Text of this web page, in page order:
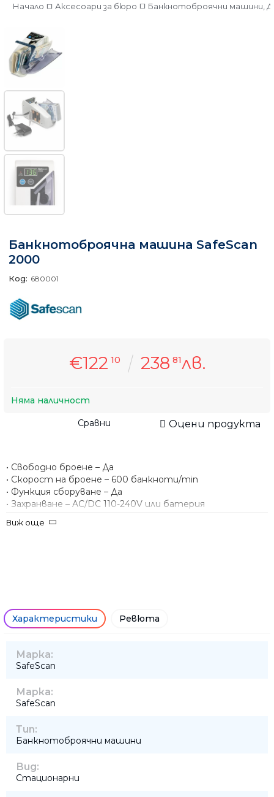
Начало Аксесоари за бюро Банкнотоброячни машини,
Банкнотоброячна машина SafeScan
2000
Код: 680001
€122 10 238 81лв.
Няма наличност
Сравни Оцени продукта
• Свободно броене – Да
• Скорост на броене – 600 банкноти/min
• Функция сборуване – Да
• Захранване – AC/DC 110-240V или батерия
• Преносима – Да
• С включен в цената адаптер
Виж още
Характеристики Ревюта
Марка:
SafeScan
Марка:
SafeScan
Тип:
Банкнотоброячни машини
Вид:
Стационарни